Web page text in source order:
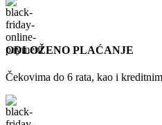
ODLOŽENO PLAĆANJE
Čekovima do 6 rata, kao i